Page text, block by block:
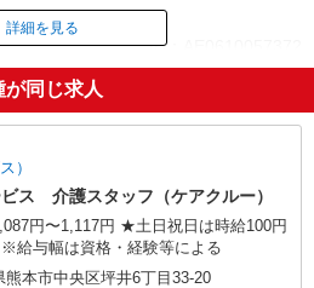
ID：AE0610057372
載期間終了
詳細を見る
同じ求人
）
ス 介護スタッフ（ケアクルー）
1,117円 ★土日祝日は時給100円
給与幅は資格・経験等による
熊本市中央区坪井6丁目33-20